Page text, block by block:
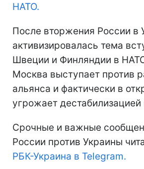
НАТО.
После вторжения России в
активизировалась тема
Швеции и Финляндии в
Москва выступает против
альянса и фактически в
угрожает дестабилизацией
Срочные и важные
России против Украины
РБК-Украина в Telegram.